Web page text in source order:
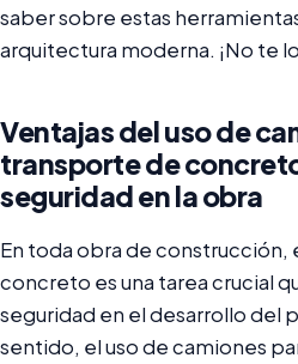
saber sobre estas
arquitectura moderna. ¡No te
Ventajas del uso de
transporte de
seguridad en la obra
En toda obra de construcción,
concreto es una tarea crucial
seguridad en el desarrollo del
sentido, el uso de camiones